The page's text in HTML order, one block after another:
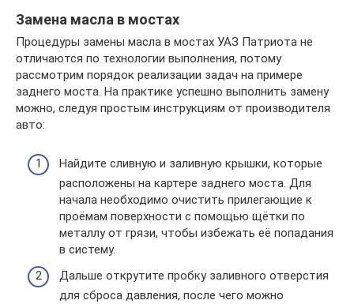
Замена масла в мостах
Процедуры замены масла в мостах УАЗ Патриота не
отличаются по технологии выполнения, потому
рассмотрим порядок реализации задач на примере
заднего моста. На практике успешно выполнить замену
можно, следуя простым инструкциям от производителя
авто:
Найдите сливную и заливную крышки, которые
расположены на картере заднего моста. Для
начала необходимо очистить прилегающие к
проёмам поверхности с помощью щётки по
металлу от грязи, чтобы избежать её попадания
в систему.
Дальше открутите пробку заливного отверстия
для сброса давления, после чего можно